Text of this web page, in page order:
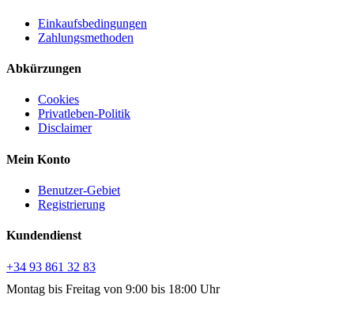
Einkaufsbedingungen
Zahlungsmethoden
Abkürzungen
Cookies
Privatleben-Politik
Disclaimer
Mein Konto
Benutzer-Gebiet
Registrierung
Kundendienst
+34 93 861 32 83
Montag bis Freitag von 9:00 bis 18:00 Uhr